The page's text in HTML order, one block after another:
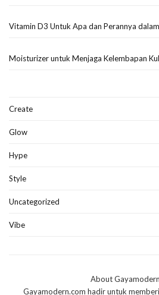
Vitamin D3 Untuk Apa dan Perannya
Moisturizer untuk Menjaga Kelembapan
Create
Glow
Hype
Style
Uncategorized
Vibe
About
Gayamodern.com hadir untuk